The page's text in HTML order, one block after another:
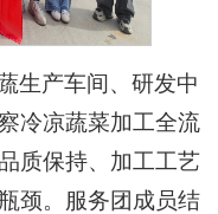
生产车间、研发中
冷凉蔬菜加工全流
质保持、加工工艺
颈。服务团成员结